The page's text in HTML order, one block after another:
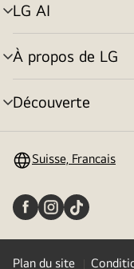
LG AI
menu
déroulant
À propos de LG
menu
déroulant
Découverte
menu
Suisse, Francais
Plan du site